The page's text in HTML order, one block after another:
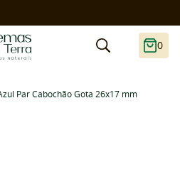
0
Par Cabochão Gota 26x17 mm